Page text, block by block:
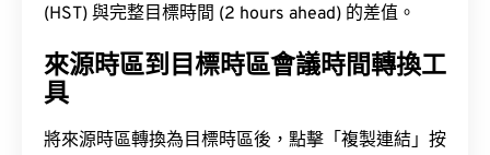
(HST) 與完整目標時間 (2 hours ahead) 的差值。
來源時區到目標時區會議時間轉換工
具
將來源時區轉換為目標時區後，點擊「複製連結」按